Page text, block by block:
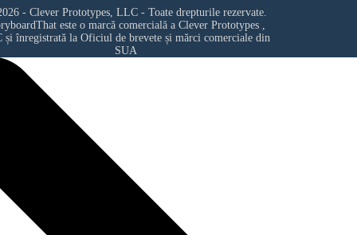
- Clever Prototypes, LLC - Toate drepturile rezervate.
este o marcă comercială a Clever Prototypes ,
și înregistrată la Oficiul de brevete și mărci comerciale din
SUA